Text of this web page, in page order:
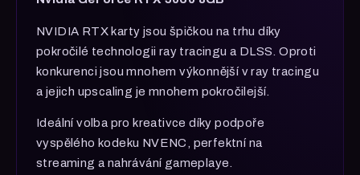
NVIDIA RTX karty jsou špičkou na trhu díky
pokročilé technologii ray tracingu a DLSS. Oproti
konkurenci jsou mnohem výkonnější v ray tracingu
a jejich upscaling je mnohem pokročilejší.
Ideální volba pro kreativce díky podpoře
vyspělého kodeku NVENC, perfektní na
streaming a nahrávání gameplaye.